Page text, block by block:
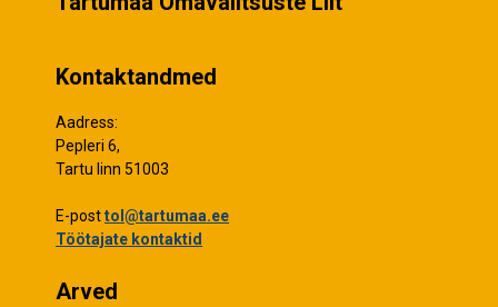
Kontaktandmed
Aadress:
Pepleri 6,
Tartu linn 51003
E-posttol@tartumaa.ee
Töötajate kontaktid
Arved